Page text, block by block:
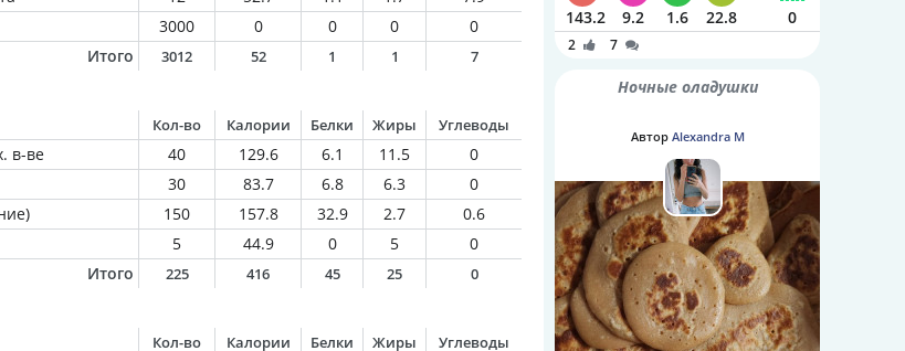
3000 0 0 0
0
Итого
3012 52 1 1 7
Кол-во Калории Белки Жиры Углеводы
в-ве 40 129.6 6.1 11.5
0
30 83.7 6.8 6.3
0
150 157.8 32.9 2.7
0.6
5 44.9 0 5
0
Итого
225 416 45 25 0
Кол-во Калории Белки Жиры Углеводы
143.2 9.2 1.6 22.8 0
2 7
Ночные оладушки
Автор Alexandra M